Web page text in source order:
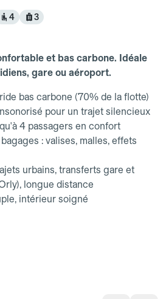
4 3
et bas carbone. Idéale
gare ou aéroport.
bas carbone (70% de la flotte)
pour un trajet silencieux
4 passagers en confort
: valises, malles, effets
urbains, transferts gare et
longue distance
intérieur soigné